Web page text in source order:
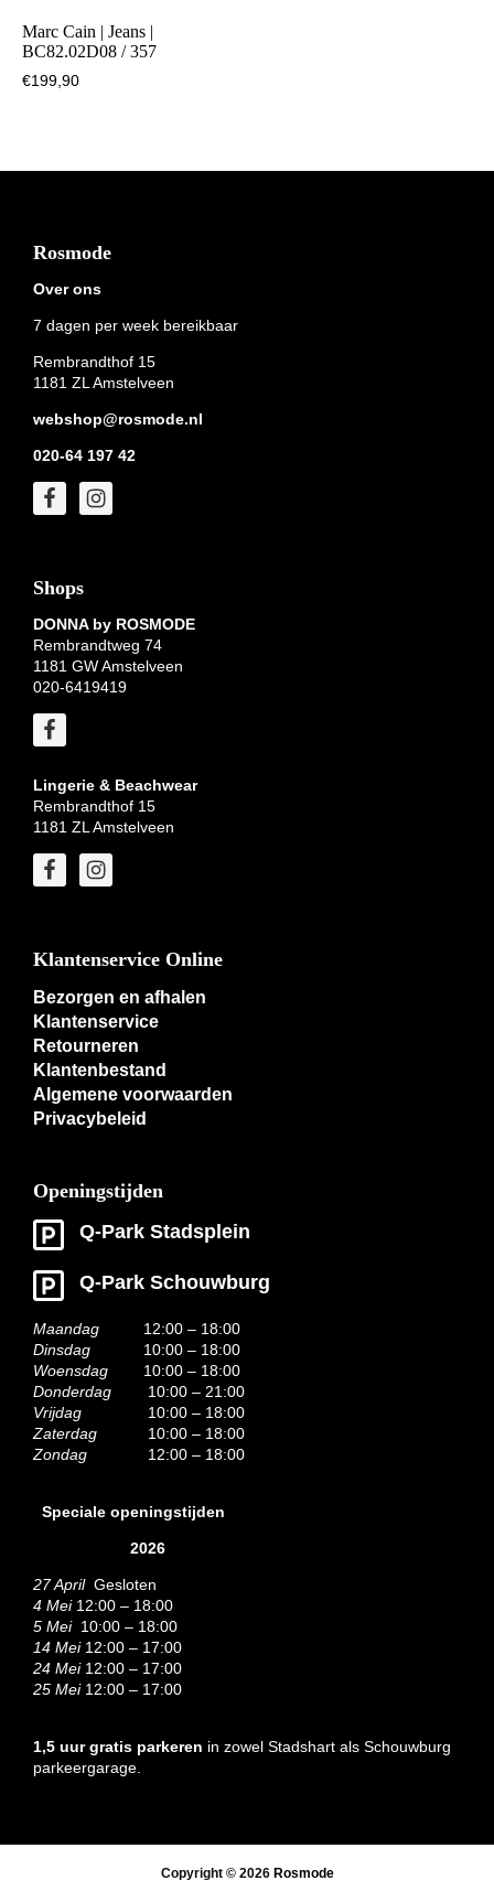
Marc Cain | Jeans |
BC82.02D08 / 357
€199,90
Footer
Rosmode
Over ons
7 dagen per week bereikbaar
Rembrandthof 15
1181 ZL Amstelveen
webshop@rosmode.nl
020-64 197 42
Shops
DONNA by ROSMODE
Rembrandtweg 74
1181 GW Amstelveen
020-6419419
Lingerie & Beachwear
Rembrandthof 15
1181 ZL Amstelveen
Klantenservice Online
Bezorgen en afhalen
Klantenservice
Retourneren
Klantenbestand
Algemene voorwaarden
Privacybeleid
Openingstijden
Q-Park Stadsplein
Q-Park Schouwburg
Maandag
12:00 – 18:00
Dinsdag
10:00 – 18:00
Woensdag
10:00 – 18:00
Donderdag
10:00 – 21:00
Vrijdag
10:00 – 18:00
Zaterdag
10:00 – 18:00
Zondag
12:00 – 18:00
Speciale openingstijden
2026
27 AprilGesloten
4 Mei12:00 – 18:00
5 Mei10:00 – 18:00
14 Mei12:00 – 17:00
24 Mei12:00 – 17:00
25 Mei 12:00 – 17:00
1,5 uur gratis parkeren in zowel Stadshart als Schouwburg
parkeergarage.
Copyright © 2026 Rosmode